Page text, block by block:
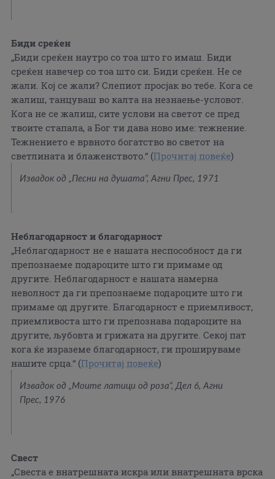
Биди среќен
„Биди среќен наутро со тоа што го имаш. Биди
среќен навечер со тоа што си. Биди среќен. Не се
жали. Кој се жали? Слепиот просјак во тебе. Кога се
жалиш, танцуваш во калта на незнаење-условот.
Кога не се жалиш, сите услови на светот се пред
твоите стапала, а Бог ти дава ново име: тежнение.
Тежнението е врвното богатство во светот на
светлината и блаженството.“ (Прочитај повеќе)
Извадок од „Песни на душата“, Агни Прес, 1971
Неблагодарност и благодарност
„Неблагодарност не е нашата неспособност да ги
препознаеме подароците што ги примаме од
другите. Неблагодарност е нашата намерна
неволност да ги препознаеме подароците што ги
примаме од другите. Благодарност е приемливост,
приемливоста што ги препознава подароците на
другите, љубовта и грижата на другите. Секој пат
кога ќе израземе благодарност, ги прошируваме
нашите срца.“ (Прочитај повеќе)
Извадок од „Моите латици од роза“, Дел 6, Агни
Прес, 1976
Свест
„Свеста е внатрешната искра или внатрешната врска